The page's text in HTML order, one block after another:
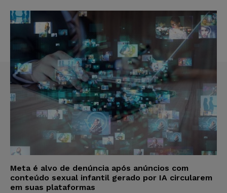
Meta é alvo de denúncia após anúncios com
conteúdo sexual infantil gerado por IA circularem
em suas plataformas